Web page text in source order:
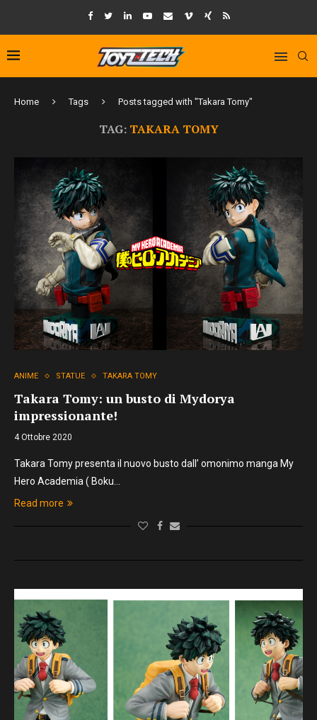
Home Tags Posts tagged with "Takara Tomy"
TAG: TAKARA TOMY
ANIME STATUE TAKARA TOMY
Takara Tomy: un busto di Mydorya
impressionante!
4 Ottobre 2020
Takara Tomy presenta il nuovo busto dall’ omonimo manga My
Hero Academia ( Boku…
Read more